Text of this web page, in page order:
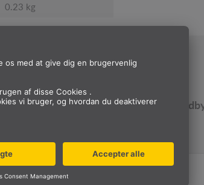
0.23 kg
armaturfamilie
lights Pendant Spreder